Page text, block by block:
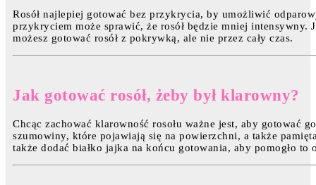
Rosół najlepiej gotować bez przykrycia, by umożliwić
przykryciem może sprawić, że rosół będzie mniej intensywny.
możesz gotować rosół z pokrywką, ale nie przez cały czas.
Jak gotować rosół, żeby był klarowny?
Chcąc zachować klarowność rosołu ważne jest, aby gotować
szumowiny, które pojawiają się na powierzchni, a także
także dodać białko jajka na końcu gotowania, aby pomogło to